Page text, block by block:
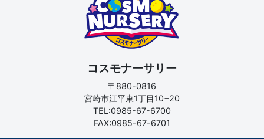
コスモナーサリー
〒880-0816
宮崎市江平東1丁目10−20
TEL:0985-67-6700
FAX:0985-67-6701